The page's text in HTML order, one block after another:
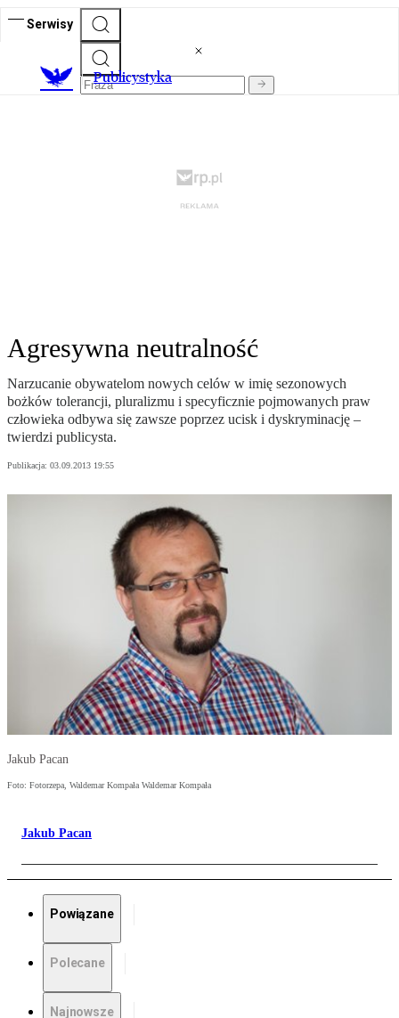
Serwisy
Publicystyka
Agresywna neutralność
Narzucanie obywatelom nowych celów w imię sezonowych
bożków tolerancji, pluralizmu i specyficznie pojmowanych praw
człowieka odbywa się zawsze poprzez ucisk i dyskryminację –
twierdzi publicysta.
Publikacja: 03.09.2013 19:55
Jakub Pacan
Foto: Fotorzepa, Waldemar Kompała Waldemar Kompała
Jakub Pacan
Powiązane
Polecane
Najnowsze